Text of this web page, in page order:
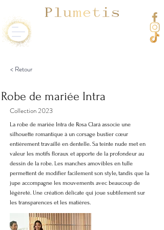
< Retour
Robe de mariée Intra
Collection 2023
La robe de mariée Intra de Rosa Clará associe une
silhouette romantique à un corsage bustier cœur
entièrement travaillé en dentelle. Sa teinte nude met en
valeur les motifs floraux et apporte de la profondeur au
dessin de la robe. Les manches amovibles en tulle
permettent de modifier facilement son style, tandis que la
jupe accompagne les mouvements avec beaucoup de
légèreté. Une création délicate qui joue subtilement sur
les transparences et les matières.